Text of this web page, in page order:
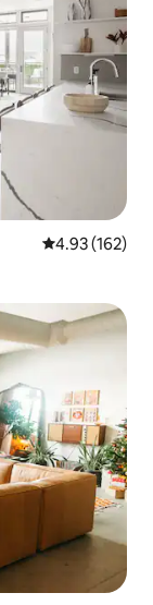
平均评分 4.93
4.93 (162)